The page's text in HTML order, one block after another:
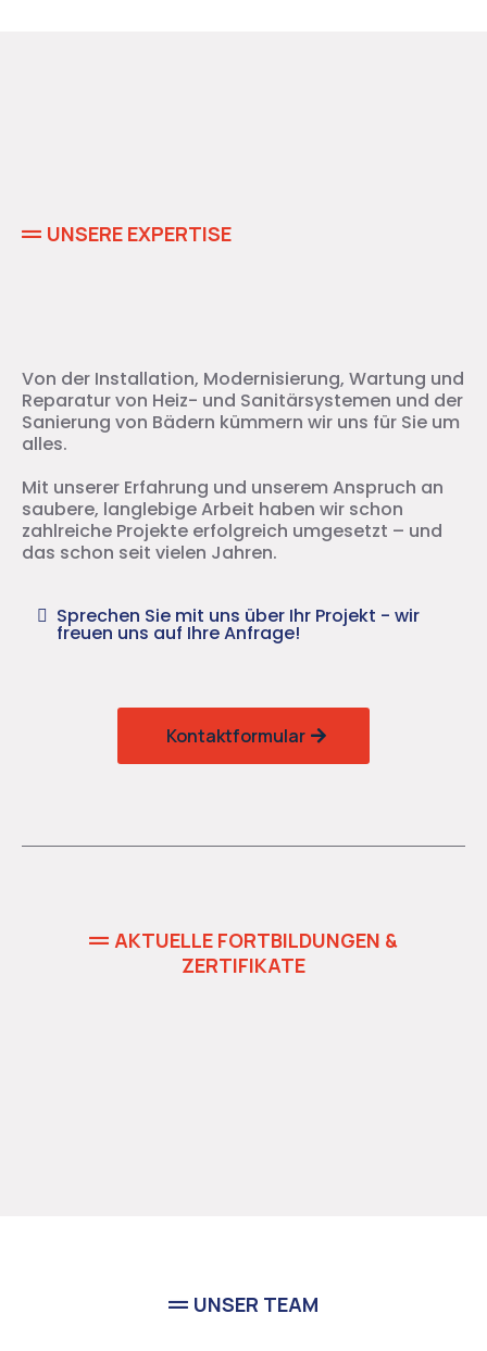
UNSERE EXPERTISE
Von der Installation, Modernisierung, Wartung und
Reparatur von Heiz- und Sanitärsystemen und der
Sanierung von Bädern kümmern wir uns für Sie um
alles.
Mit unserer Erfahrung und unserem Anspruch an
saubere, langlebige Arbeit haben wir schon
zahlreiche Projekte erfolgreich umgesetzt – und
das schon seit vielen Jahren.
Sprechen Sie mit uns über Ihr Projekt - wir
freuen uns auf Ihre Anfrage!
Kontaktformular
AKTUELLE FORTBILDUNGEN &
ZERTIFIKATE
UNSER TEAM